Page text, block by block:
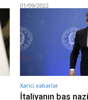
01/09/2022
Xarici xəbərlər
İtaliyanın baş